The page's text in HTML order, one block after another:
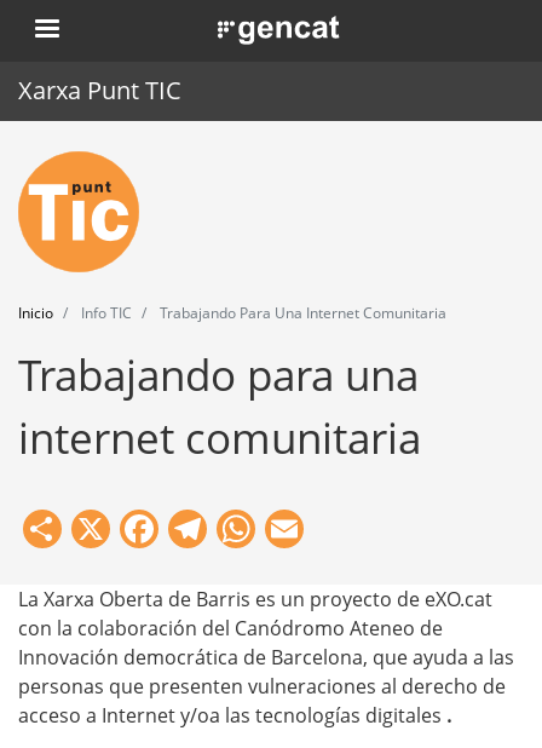
Pasar
al
. Obre en una nova finestra.
Xarxa Punt TIC
Inicio
Punt TIC
Actualidad
Agenda
Formación
Herramientas
Inicio Info TIC Trabajando Para Una Internet Comunitaria
Trabajando para una
internet comunitaria
Share
X Facebook
Telegram
WhatsApp
La Xarxa Oberta de Barris es un proyecto de eXO.cat
con la colaboración del Canódromo Ateneo de
Innovación democrática de Barcelona, que ayuda a las
personas que presenten vulneraciones al derecho de
acceso a Internet y/oa las tecnologías digitales .